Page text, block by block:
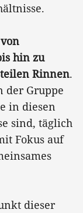
von
hin zu
Rinnen.
der Gruppe
in diesen
sind, täglich
Fokus auf
dieser